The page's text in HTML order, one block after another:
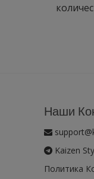
Наши
Kaizen
Политика